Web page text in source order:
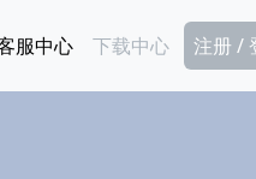
服中心 下载中心 注册 /